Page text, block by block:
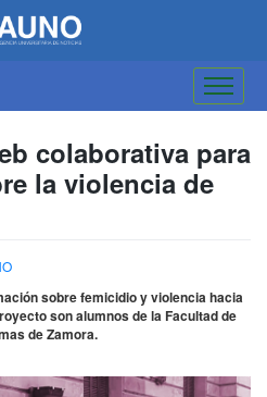
colaborativa para
la violencia de
sobre femicidio y violencia hacia
son alumnos de la Facultad de
de Zamora.